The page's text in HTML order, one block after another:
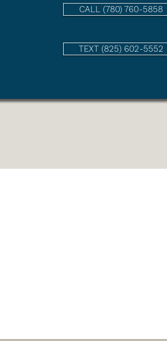
CALL (780) 760-5858
TEXT (825) 602-5552